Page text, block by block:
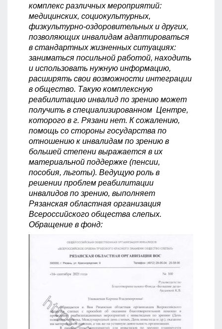
комплекс различных мероприятий:
медицинских, социокультурных,
физкультурно-оздоровительных и других,
позволяющих инвалидам адаптироваться
в стандартных жизненных ситуациях:
заниматься посильной работой, находить
и использовать нужную информацию,
расширять свои возможности интеграции
в общество. Такую комплексную
реабилитацию инвалид по зрению может
получить в специализированном Центре,
которого в г. Рязани нет. К сожалению,
помощь со стороны государства по
отношению к инвалидам по зрению в
большей степени выражается в их
материальной поддержке (пенсии,
пособия, льготы). Ведущую роль в
решении проблем реабилитации
инвалидов по зрению, выполняет
Рязанская областная организация
Всероссийского общества слепых.
Обращение в фонд: